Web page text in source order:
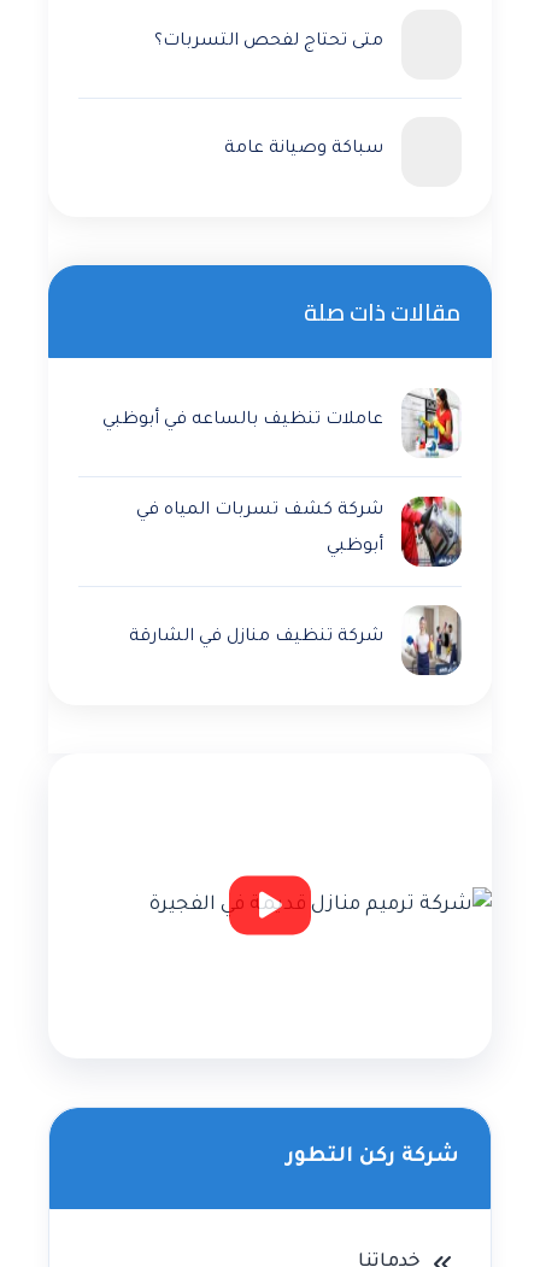
متى تحتاج لفحص التسربات؟
سباكة وصيانة عامة
مقالات ذات صلة
عاملات تنظيف بالساعه في أبوظبي
شركة كشف تسربات المياه في
أبوظبي
شركة تنظيف منازل في الشارقة
شركة ركن التطور